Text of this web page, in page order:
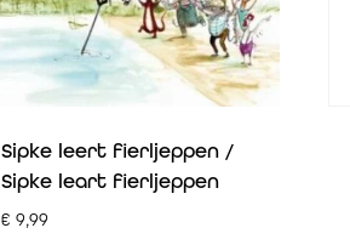
Sipke leert fierljeppen /
Sipke leart fierljeppen
€ 9,99